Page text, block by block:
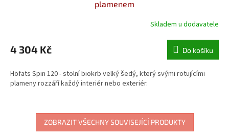
plamenem
Skladem u dodavatele
4 304 Kč Do košíku
Höfats Spin 120 - stolní biokrb velký šedý, který svými rotujícími
plameny rozzáří každý interiér nebo exteriér.
ZOBRAZIT VŠECHNY SOUVISEJÍCÍ PRODUKTY